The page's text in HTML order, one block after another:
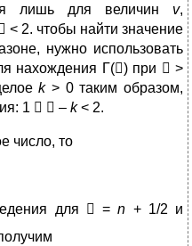
лишь для величин v,
 < 2. чтобы найти значение
нужно использовать
нахождения Г() при  >
k> 0 таким образом,
1   – k< 2.
число, то
для  =n + 1/2 и